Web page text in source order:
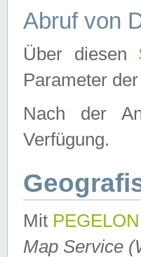
Abruf von
Über diesen
Parameter
Nach der
Verfügung.
Mit
Map Service